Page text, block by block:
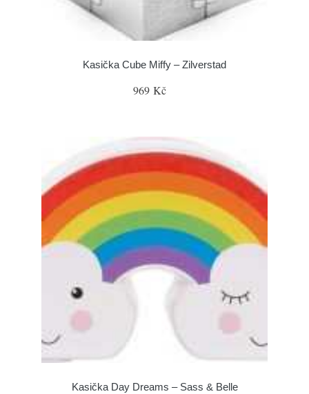
Kasička Cube Miffy – Zilverstad
969 Kč
Kasička Day Dreams – Sass & Belle